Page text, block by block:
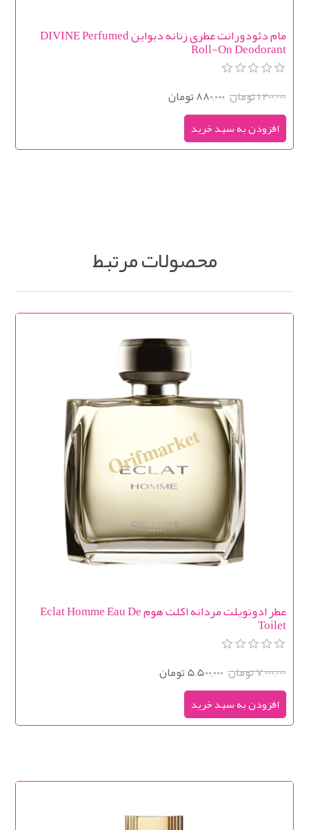
مام دئودورانت عطری زنانه دیواین DIVINE Perfumed
Roll-On Deodorant
1,200,000 تومان 880,000 تومان
محصولات مرتبط
عطر ادوتویلت مردانه اکلت هوم Eclat Homme Eau De
Toilet
7,000,000 تومان 5,500,000 تومان